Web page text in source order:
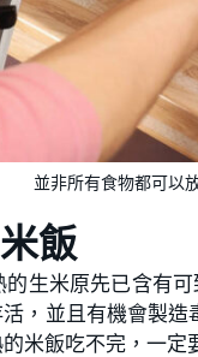
並非所有食物都可以
飯
生米原先已含有
，並且有機會製
米飯吃不完，一定